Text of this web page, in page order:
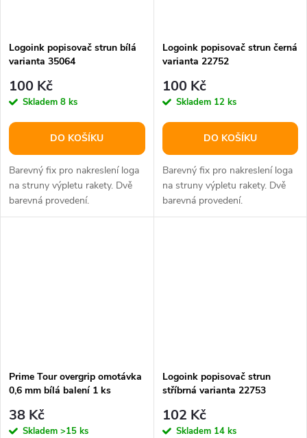
Logoink popisovač strun bílá
varianta 35064
100 Kč
Skladem 8 ks
DO KOŠÍKU
Barevný fix pro nakreslení loga
na struny výpletu rakety. Dvě
barevná provedení.
Logoink popisovač strun černá
varianta 22752
100 Kč
Skladem 12 ks
DO KOŠÍKU
Barevný fix pro nakreslení loga
na struny výpletu rakety. Dvě
barevná provedení.
Prime Tour overgrip omotávka
0,6 mm bílá balení 1 ks
38 Kč
Skladem >15 ks
Logoink popisovač strun
stříbrná varianta 22753
102 Kč
Skladem 14 ks